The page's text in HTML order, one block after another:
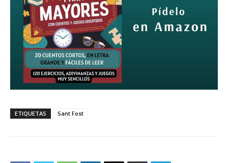
ETIQUETAS Sant Fost